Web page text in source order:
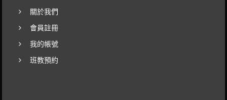
關於我們
會員註冊
我的帳號
班教預約